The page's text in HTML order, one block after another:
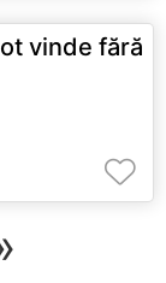
vinde fără